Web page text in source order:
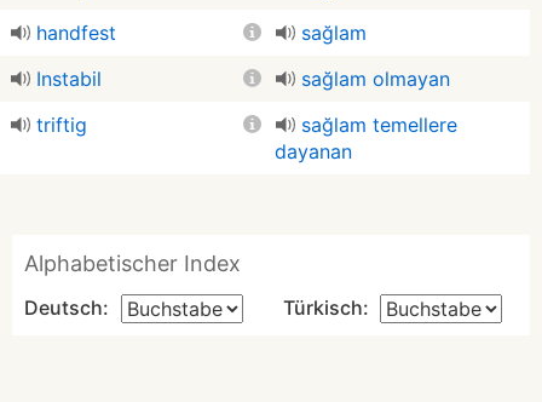
handfest
sağlam
Instabil
sağlam olmayan
triftig
sağlam temellere
dayanan
Alphabetischer Index
Deutsch: Türkisch: